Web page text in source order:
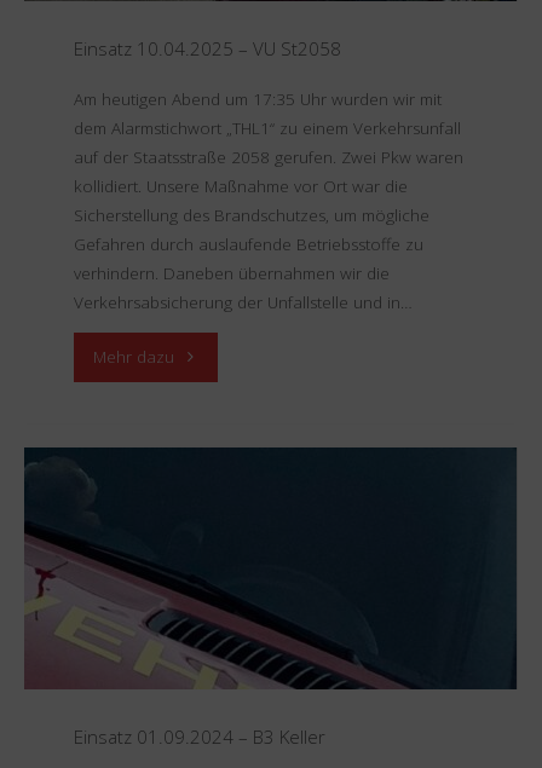
Einsatz 10.04.2025 – VU St2058
Am heutigen Abend um 17:35 Uhr wurden wir mit
dem Alarmstichwort „THL1“ zu einem Verkehrsunfall
auf der Staatsstraße 2058 gerufen. Zwei Pkw waren
kollidiert. Unsere Maßnahme vor Ort war die
Sicherstellung des Brandschutzes, um mögliche
Gefahren durch auslaufende Betriebsstoffe zu
verhindern. Daneben übernahmen wir die
Verkehrsabsicherung der Unfallstelle und in…
Mehr dazu "Einsatz
–
Einsatz 01.09.2024 – B3 Keller